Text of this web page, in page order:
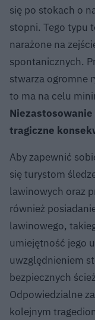
się po stokach o
stopni. Tego typu
narażone na
spontanicznych.
stwarza ogromne
to ma na celu
Niezastosowanie
tragiczne
Aby zapewnić
się turystom
lawinowych oraz
również
lawinowego,
umiejętność jego
uwzględnieniem
bezpiecznych
Odpowiedzialne
kolejnym